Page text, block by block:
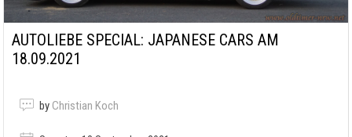
AUTOLIEBE SPECIAL: JAPANESE CARS AM
18.09.2021
by Christian Koch